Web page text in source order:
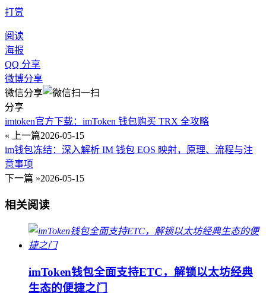
打赏
阅读
海报
QQ 分享
微博分享
微信分享
分享
imtoken官方下载：imToken 钱包购买 TRX 全攻略
« 上一篇2026-05-15
im钱包冻结：深入解析 IM 钱包 EOS 映射，原理、流程与注
意事项
下一篇 »2026-05-15
相关阅读
imToken钱包全面支持ETC，解锁以太坊经典
生态的便捷之门